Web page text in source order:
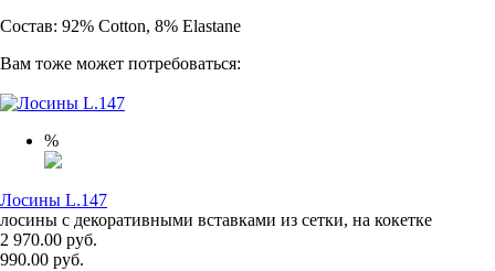
Состав: 92% Cotton, 8% Elastane
Вам тоже может потребоваться:
%
Лосины L.147
лосины с декоративными вставками из сетки, на кокетке
2 970.00 руб.
990.00 руб.